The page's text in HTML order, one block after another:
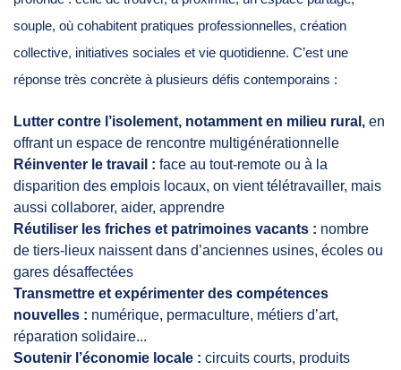
souple, où cohabitent pratiques professionnelles, création
collective, initiatives sociales et vie quotidienne. C’est une
réponse très concrète à plusieurs défis contemporains :
Lutter contre l’isolement, notamment en milieu rural, en
offrant un espace de rencontre multigénérationnelle
Réinventer le travail : face au tout-remote ou à la
disparition des emplois locaux, on vient télétravailler, mais
aussi collaborer, aider, apprendre
Réutiliser les friches et patrimoines vacants : nombre
de tiers-lieux naissent dans d’anciennes usines, écoles ou
gares désaffectées
Transmettre et expérimenter des compétences
nouvelles : numérique, permaculture, métiers d’art,
réparation solidaire...
Soutenir l’économie locale : circuits courts, produits